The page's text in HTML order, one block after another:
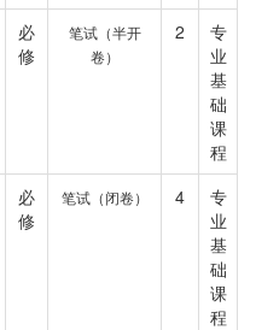
必
修
笔试（半开
卷）
2
专
业
基
础
课
程
必
修
笔试（闭卷） 4
专
业
基
础
课
程